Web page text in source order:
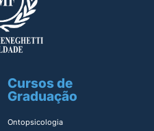
Cursos de
Graduação
Ontopsicologia ​